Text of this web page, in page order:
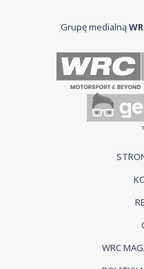
Grupę medialną
WRC